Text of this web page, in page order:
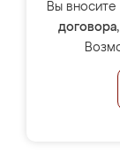
Вы
договора